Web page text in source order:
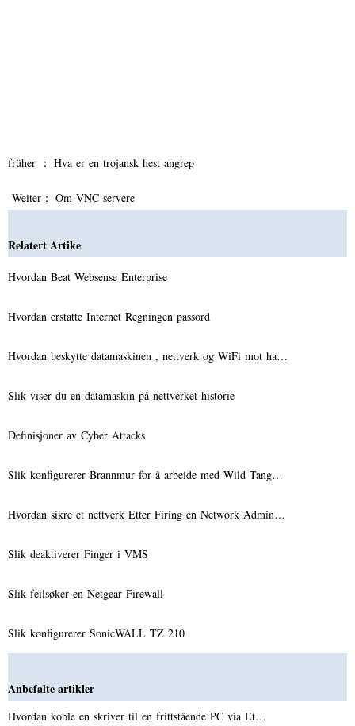
früher ： Hva er en trojansk hest angrep
Weiter： Om VNC servere
Relatert Artike
Hvordan Beat Websense Enterprise
Hvordan erstatte Internet Regningen passord
Hvordan beskytte datamaskinen , nettverk og WiFi mot ha…
Slik viser du en datamaskin på nettverket historie
Definisjoner av Cyber ​​Attacks
Slik konfigurerer Brannmur for å arbeide med Wild Tang…
Hvordan sikre et nettverk Etter Firing en Network Admin…
Slik deaktiverer Finger i VMS
Slik feilsøker en Netgear Firewall
Slik konfigurerer SonicWALL TZ 210
Anbefalte artikler
Hvordan koble en skriver til en frittstående PC via Et…